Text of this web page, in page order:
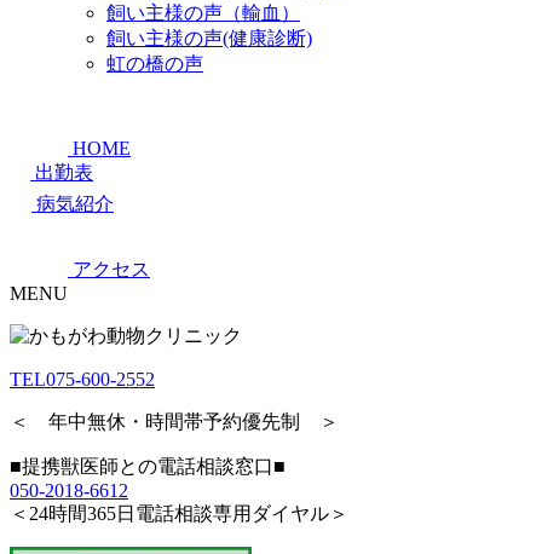
飼い主様の声（輸血）
飼い主様の声(健康診断)
虹の橋の声
HOME
出勤表
病気紹介
アクセス
MENU
TEL075-600-2552
＜ 年中無休・時間帯予約優先制 ＞
■提携獣医師との電話相談窓口■
050-2018-6612
＜24時間365日電話相談専用ダイヤル＞